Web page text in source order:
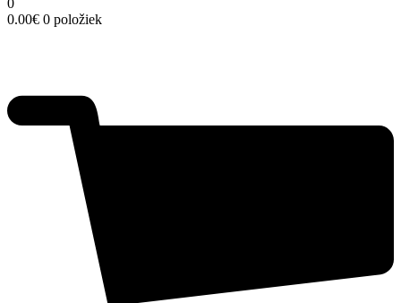
0
0.00€ 0 položiek